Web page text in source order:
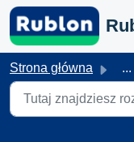
Przejdź do głównej
Strona główna ...